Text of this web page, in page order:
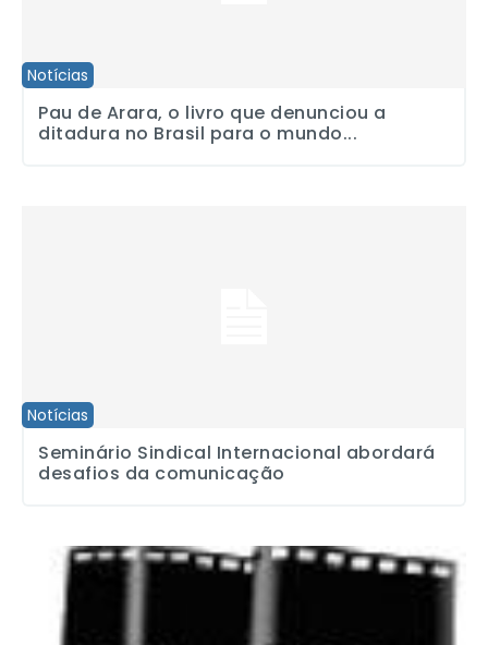
Notícias
Pau de Arara, o livro que denunciou a
ditadura no Brasil para o mundo...
Notícias
Seminário Sindical Internacional abordará
desafios da comunicação
Eleição para nova diretoria da Arfoc-SP acontece dia 5 de maio